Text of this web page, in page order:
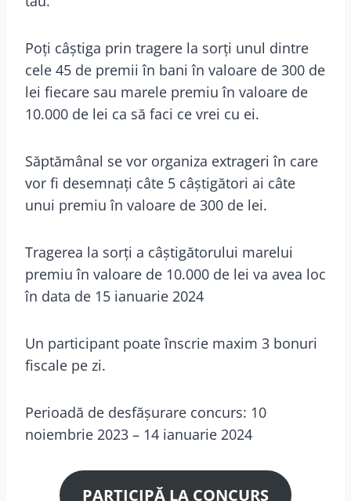
Poți câștiga prin tragere la sorți unul dintre
cele 45 de premii în bani în valoare de 300 de
lei fiecare sau marele premiu în valoare de
10.000 de lei ca să faci ce vrei cu ei.
Săptămânal se vor organiza extrageri în care
vor fi desemnați câte 5 câștigători ai câte
unui premiu în valoare de 300 de lei.
Tragerea la sorți a câștigătorului marelui
premiu în valoare de 10.000 de lei va avea loc
în data de 15 ianuarie 2024
Un participant poate înscrie maxim 3 bonuri
fiscale pe zi.
Perioadă de desfășurare concurs: 10
noiembrie 2023 – 14 ianuarie 2024
PARTICIPĂ LA CONCURS